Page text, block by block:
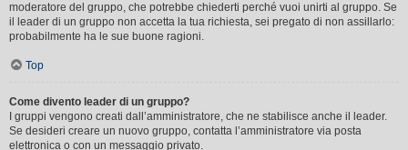
moderatore del gruppo, che potrebbe chiederti perché vuoi unirti al gruppo. Se
il leader di un gruppo non accetta la tua richiesta, sei pregato di non assillarlo:
probabilmente ha le sue buone ragioni.
Top
Come divento leader di un gruppo?
I gruppi vengono creati dall’amministratore, che ne stabilisce anche il leader.
Se desideri creare un nuovo gruppo, contatta l’amministratore via posta
elettronica o con un messaggio privato.